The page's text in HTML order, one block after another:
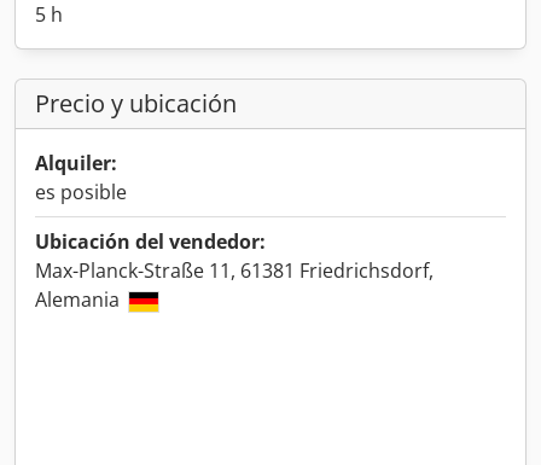
5 h
Precio y ubicación
Alquiler:
es posible
Ubicación del vendedor:
Max-Planck-Straße 11, 61381 Friedrichsdorf,
Alemania